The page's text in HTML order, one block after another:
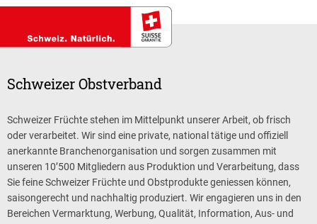
Schweizer Obstverband
Schweizer Früchte stehen im Mittelpunkt unserer Arbeit, ob frisch
oder verarbeitet. Wir sind eine private, national tätige und offiziell
anerkannte Branchenorganisation und sorgen zusammen mit
unseren 10’500 Mitgliedern aus Produktion und Verarbeitung, dass
Sie feine Schweizer Früchte und Obstprodukte geniessen können,
saisongerecht und nachhaltig produziert. Wir engagieren uns in den
Bereichen Vermarktung, Werbung, Qualität, Information, Aus- und